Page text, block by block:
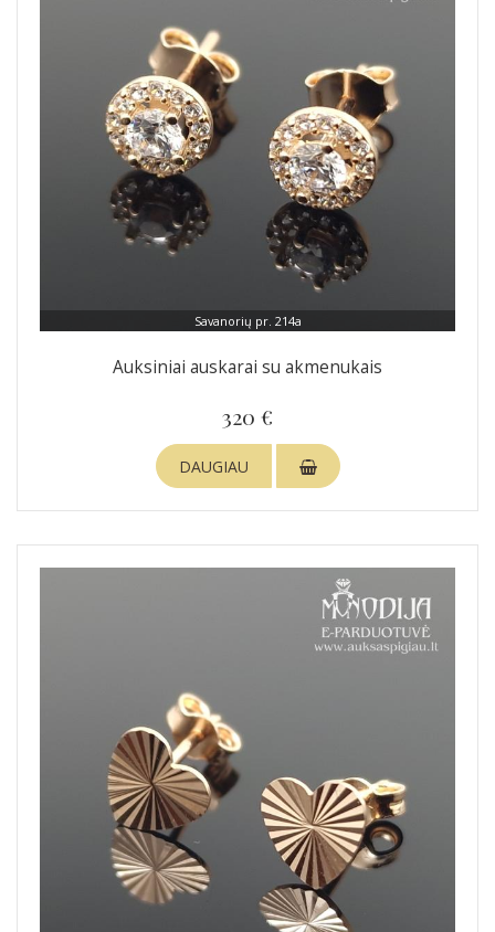
Savanorių pr. 214a
Auksiniai auskarai su akmenukais
320 €
DAUGIAU